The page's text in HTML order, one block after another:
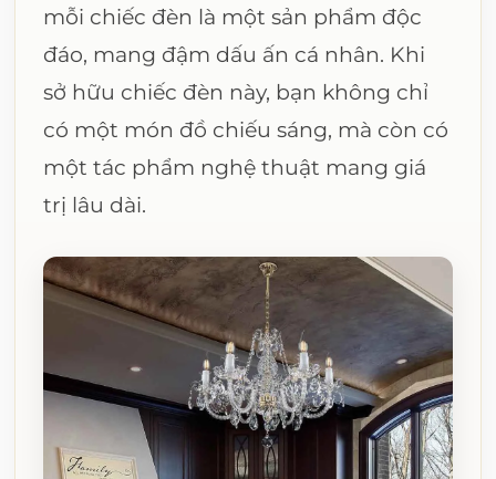
mỗi chiếc đèn là một sản phẩm độc
đáo, mang đậm dấu ấn cá nhân. Khi
sở hữu chiếc đèn này, bạn không chỉ
có một món đồ chiếu sáng, mà còn có
một tác phẩm nghệ thuật mang giá
trị lâu dài.